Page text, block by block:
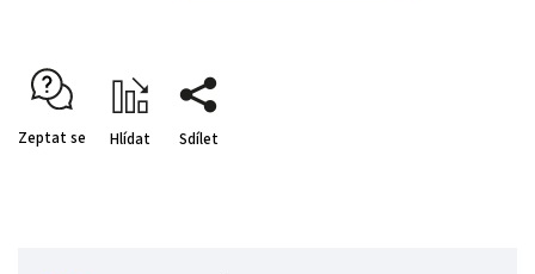
Zeptat se Hlídat Sdílet